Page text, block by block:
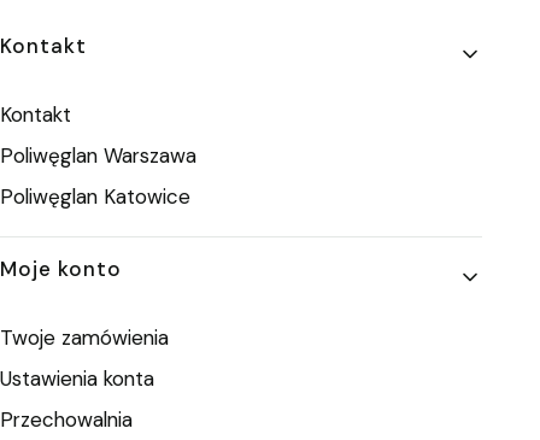
Linki w stopce
Kontakt
Kontakt
Poliwęglan Warszawa
Poliwęglan Katowice
Moje konto
Twoje zamówienia
Ustawienia konta
Przechowalnia